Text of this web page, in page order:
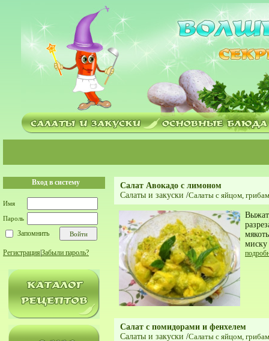
Вход в систему
Имя
Пароль
Запомнить
Регистрация Забыли пароль?
Салат Авокадо с лимоном
Салаты и закуски /Салаты с яйцом,
Салат с помидорами и фенхелем
Салаты и закуски /Салаты с яйцом,